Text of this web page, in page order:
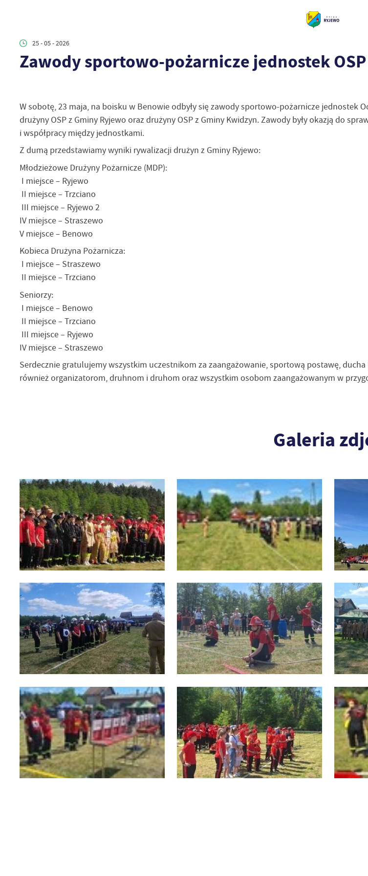
25 - 05 - 2026
Zawody sportowo-pożarnicze jednostek OSP
W sobotę, 23 maja, na boisku w Benowie odbyły się zawody sportowo-pożarnicze jednostek
drużyny OSP z Gminy Ryjewo oraz drużyny OSP z Gminy Kwidzyn. Zawody były okazją do
i współpracy między jednostkami.
Z dumą przedstawiamy wyniki rywalizacji drużyn z Gminy Ryjewo:
Młodzieżowe Drużyny Pożarnicze (MDP):
I miejsce – Ryjewo
II miejsce – Trzciano
III miejsce – Ryjewo 2
IV miejsce – Straszewo
V miejsce – Benowo
Kobieca Drużyna Pożarnicza:
I miejsce – Straszewo
II miejsce – Trzciano
Seniorzy:
I miejsce – Benowo
II miejsce – Trzciano
III miejsce – Ryjewo
IV miejsce – Straszewo
Serdecznie gratulujemy wszystkim uczestnikom za zaangażowanie, sportową postawę,
również organizatorom, druhnom i druhom oraz wszystkim osobom zaangażowanym w
Galeria